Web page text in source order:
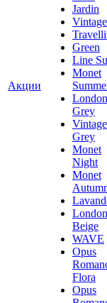
Акции
Jardin
Vintage
Green
Line
Monet
London
Grey
Vintage
Grey
Monet
Night
Monet
London
Beige
WAVE
Opus
Flora
Opus